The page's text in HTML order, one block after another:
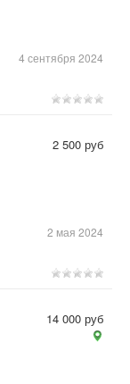
4 сентября 2024
2 мая 2024
2 500 руб
14 000 руб